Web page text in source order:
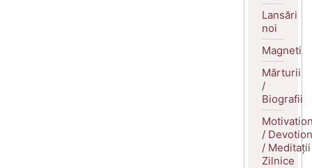
Lansări
noi
Magneti
Mărturii
/
Biografii
/
/ Meditații
Zilnice